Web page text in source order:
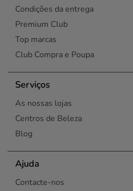
Condições da entrega
Premium Club
Top marcas
Club Compra e Poupa
Serviços
As nossas lojas
Centros de Beleza
Blog
Ajuda
Contacte-nos